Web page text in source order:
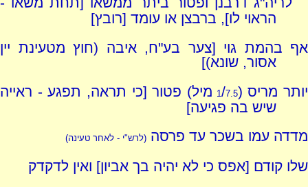
הראוי לו], ברבצן או עומד [רובץ]
אף בהמת גוי [צער בע"ח, איבה (חוץ מטעינת יין
אסור, שונא)]
יותר מריס (
1/7.5
מיל) פטור [כי תראה, תפגע - ראייה
שיש בה פגיעה]
מדדה עמו בשכר עד פרסה (לרש"י - לאחר טעינה)
שלו קודם [אפס כי לא יהיה בך אביון] ואין לדקדק